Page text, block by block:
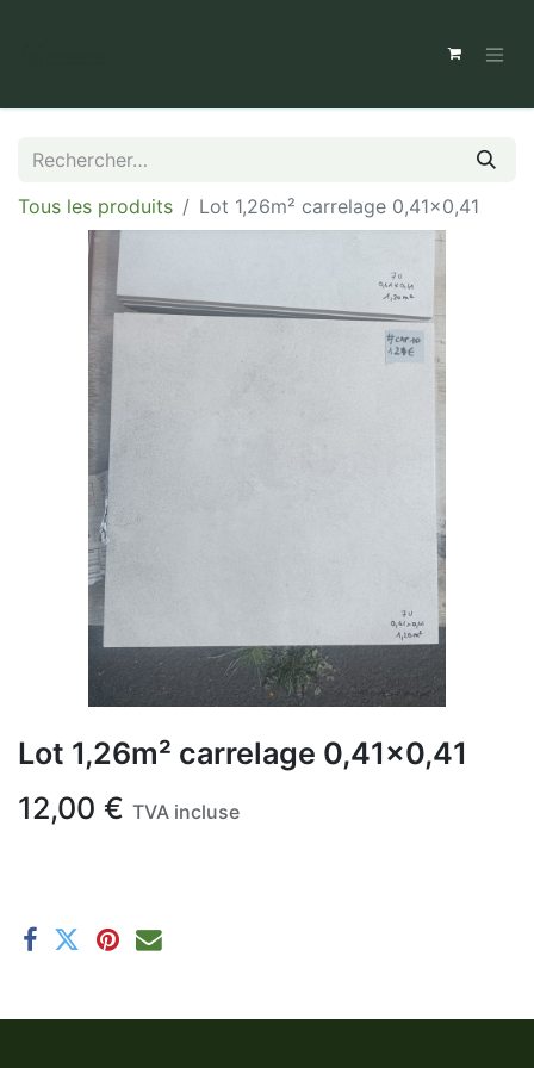
Tous les produits Lot 1,26m² carrelage 0,41x0,41
Lot 1,26m² carrelage 0,41x0,41
12,00 € TVA incluse